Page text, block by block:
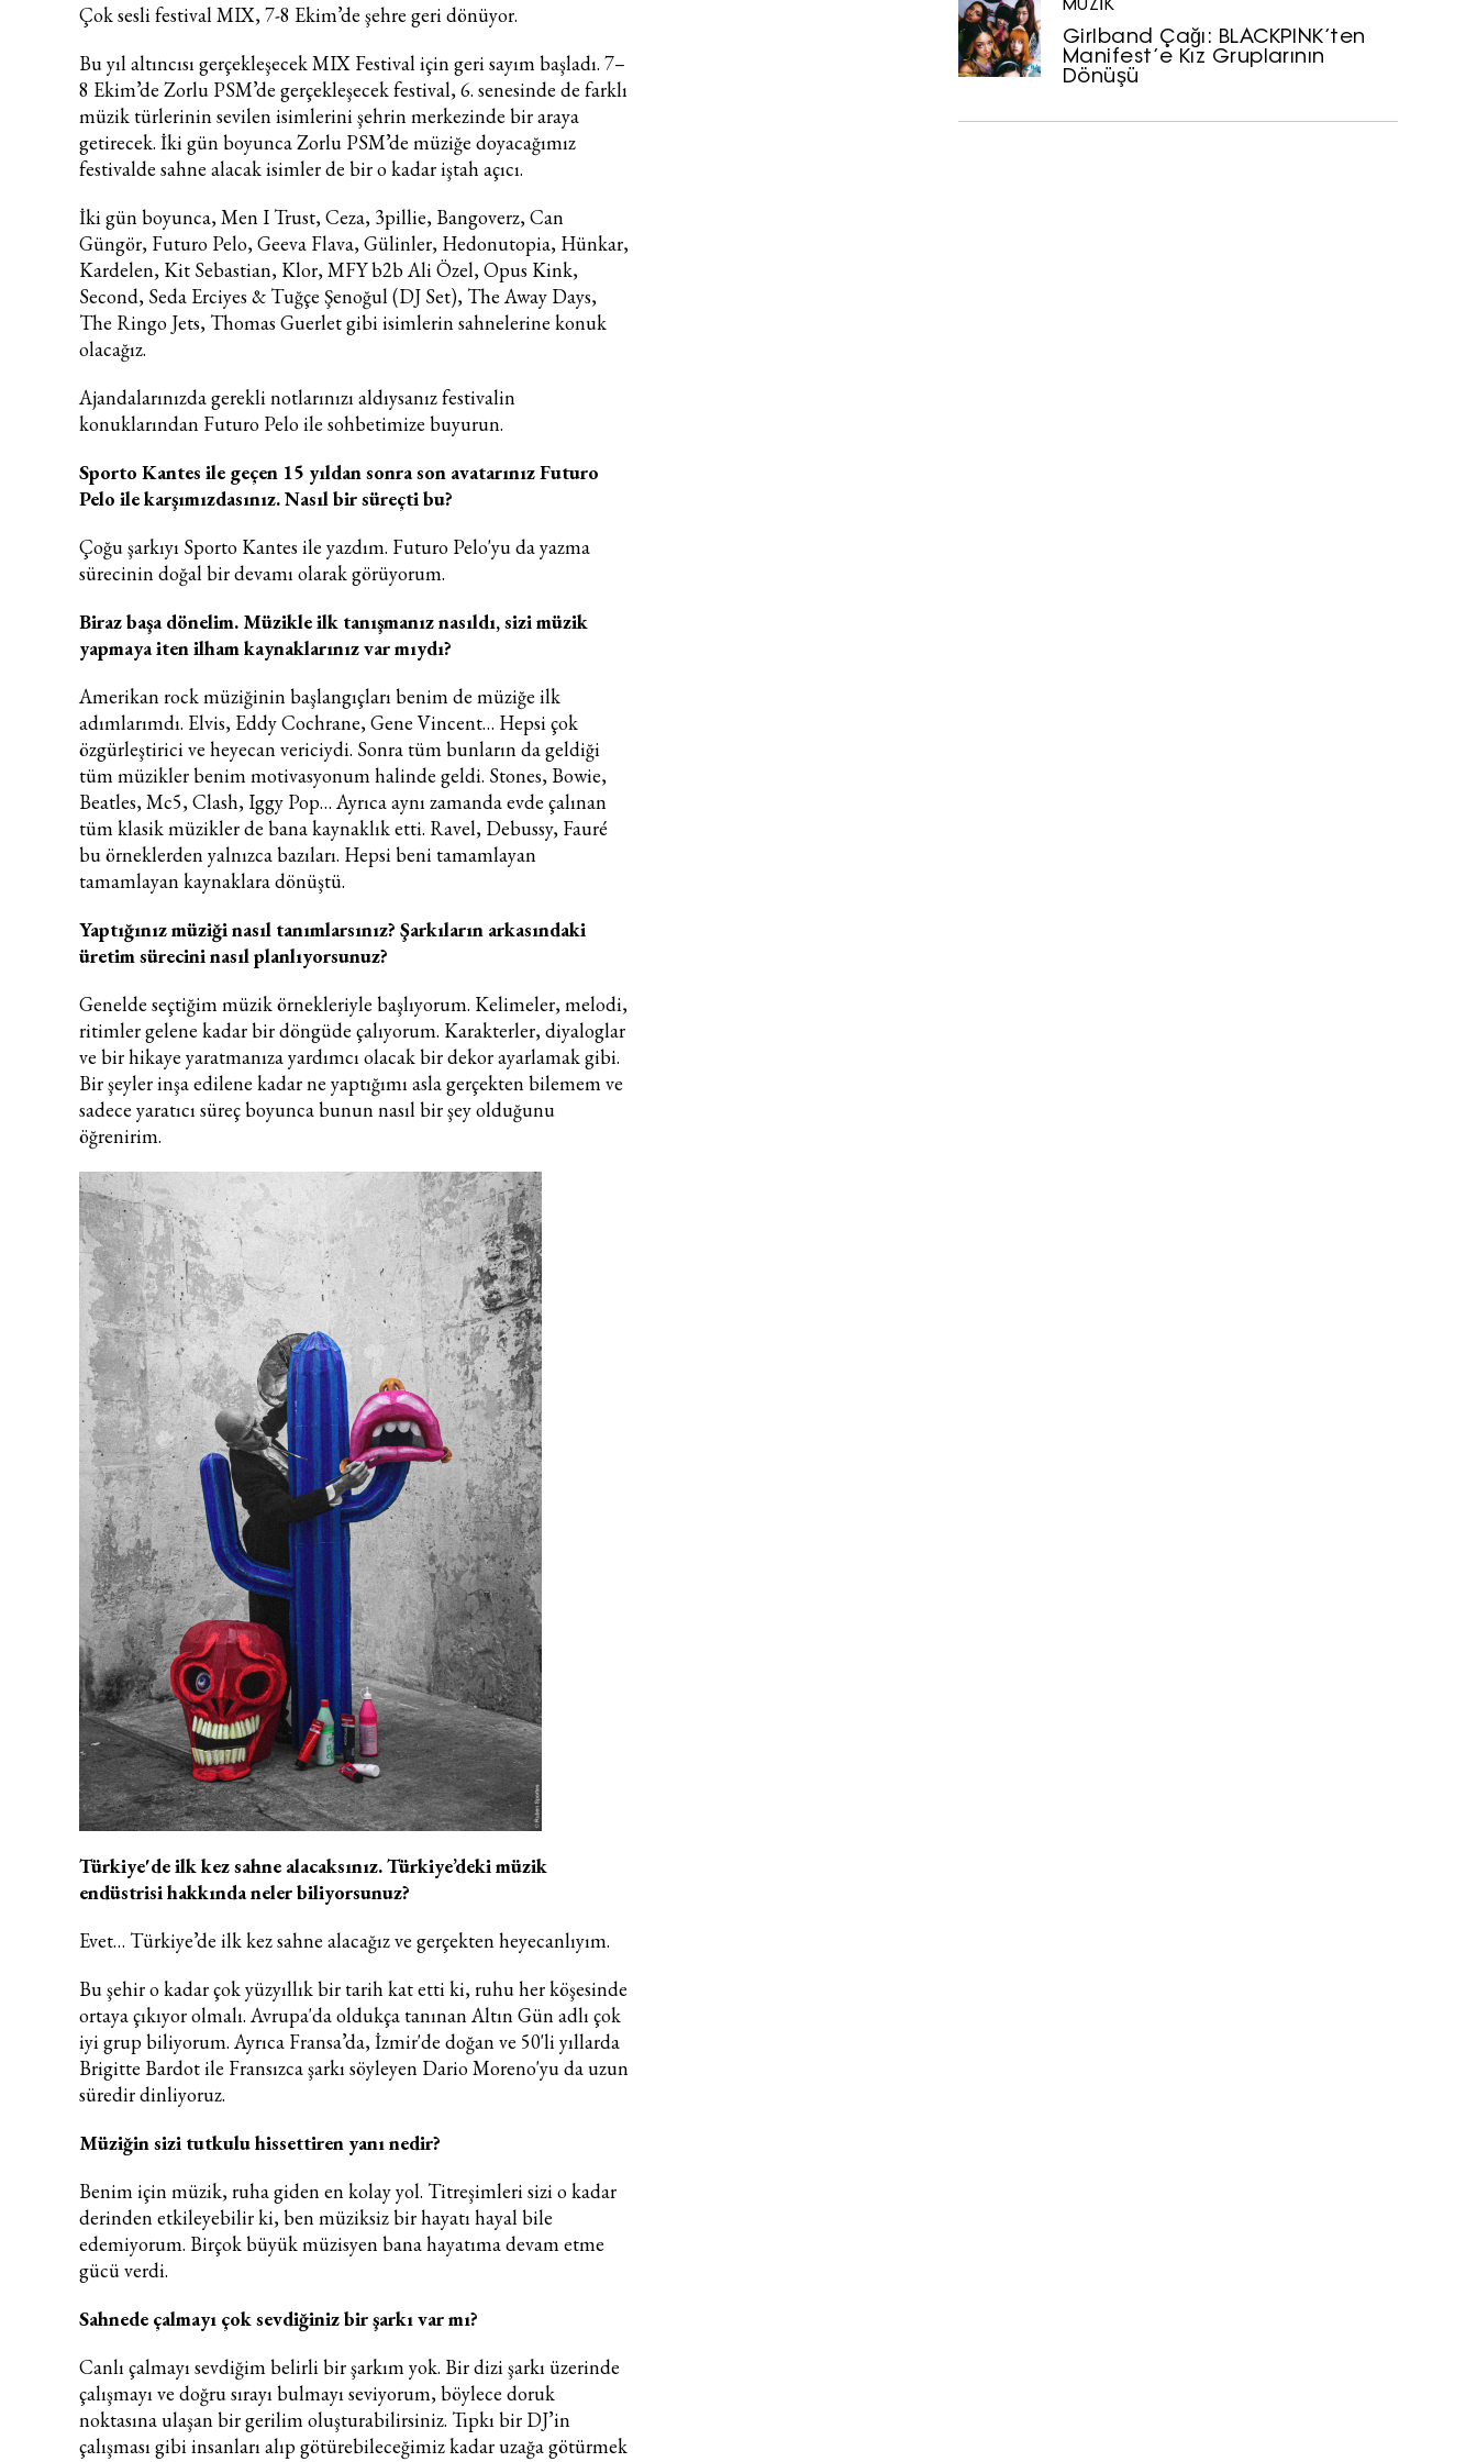
Haftalık E-Bülten
Moda dünyasında neler oluyor? Yeni fikirler, öne çıkan
koleksiyonlar, en vogue trendler, ünlülerden güzelllik sırları
ve en popüler partilerden haberdar olmak için haftalık e-
bültenimize kaydolun.
Turkuvaz Haberleşme ve Yayıncılık A.Ş. tarafından
https://vogue.com.tr/
ürün ve hizmetlere ilişkin reklam, tanıtım, pazarlama ve
elektronik ileti gönderiminin e-posta yoluyla tarafıma
yapılmasına onay ve bu kapsamda/ amaçla ad/ soyad
ve e-posta adresi verilerimin işlenmesine açık rıza
veriyorum.
Çok sesli festival MIX, 7-8 Ekim’de şehre geri dönüyor.
Bu yıl altıncısı gerçekleşecek MIX Festival için geri sayım başladı. 7–
8 Ekim’de Zorlu PSM’de gerçekleşecek festival, 6. senesinde de farklı
müzik türlerinin sevilen isimlerini şehrin merkezinde bir araya
getirecek. İki gün boyunca Zorlu PSM’de müziğe doyacağımız
festivalde sahne alacak isimler de bir o kadar iştah açıcı.
İki gün boyunca, Men I Trust, Ceza, 3pillie, Bangoverz, Can
Güngör, Futuro Pelo, Geeva Flava, Gülinler, Hedonutopia, Hünkar,
Kardelen, Kit Sebastian, Klor, MFY b2b Ali Özel, Opus Kink,
Second, Seda Erciyes & Tuğçe Şenoğul (DJ Set), The Away Days,
The Ringo Jets, Thomas Guerlet gibi isimlerin sahnelerine konuk
olacağız.
Ajandalarınızda gerekli notlarınızı aldıysanız festivalin
konuklarından Futuro Pelo ile sohbetimize buyurun.
Sporto Kantes ile geçen 15 yıldan sonra son avatarınız Futuro
Pelo ile karşımızdasınız. Nasıl bir süreçti bu?
Çoğu şarkıyı Sporto Kantes ile yazdım. Futuro Pelo'yu da yazma
sürecinin doğal bir devamı olarak görüyorum.
Biraz başa dönelim. Müzikle ilk tanışmanız nasıldı, sizi müzik
yapmaya iten ilham kaynaklarınız var mıydı?
Amerikan rock müziğinin başlangıçları benim de müziğe ilk
adımlarımdı. Elvis, Eddy Cochrane, Gene Vincent… Hepsi çok
özgürleştirici ve heyecan vericiydi. Sonra tüm bunların da geldiği
tüm müzikler benim motivasyonum halinde geldi. Stones, Bowie,
Beatles, Mc5, Clash, Iggy Pop… Ayrıca aynı zamanda evde çalınan
tüm klasik müzikler de bana kaynaklık etti. Ravel, Debussy, Fauré
bu örneklerden yalnızca bazıları. Hepsi beni tamamlayan
tamamlayan kaynaklara dönüştü.
Yaptığınız müziği nasıl tanımlarsınız? Şarkıların arkasındaki
üretim sürecini nasıl planlıyorsunuz?
Genelde seçtiğim müzik örnekleriyle başlıyorum. Kelimeler, melodi,
ritimler gelene kadar bir döngüde çalıyorum. Karakterler, diyaloglar
ve bir hikaye yaratmanıza yardımcı olacak bir dekor ayarlamak gibi.
Bir şeyler inşa edilene kadar ne yaptığımı asla gerçekten bilemem ve
sadece yaratıcı süreç boyunca bunun nasıl bir şey olduğunu
öğrenirim.
Türkiye'de ilk kez sahne alacaksınız. Türkiye’deki müzik
endüstrisi hakkında neler biliyorsunuz?
Evet… Türkiye’de ilk kez sahne alacağız ve gerçekten heyecanlıyım.
Bu şehir o kadar çok yüzyıllık bir tarih kat etti ki, ruhu her köşesinde
ortaya çıkıyor olmalı. Avrupa'da oldukça tanınan Altın Gün adlı çok
iyi grup biliyorum. Ayrıca Fransa’da, İzmir'de doğan ve 50'li yıllarda
Brigitte Bardot ile Fransızca şarkı söyleyen Dario Moreno'yu da uzun
süredir dinliyoruz.
Müziğin sizi tutkulu hissettiren yanı nedir?
Benim için müzik, ruha giden en kolay yol. Titreşimleri sizi o kadar
derinden etkileyebilir ki, ben müziksizbir hayatı hayal bile
edemiyorum. Birçok büyük müzisyen bana hayatıma devam etme
gücü verdi.
Sahnede çalmayı çok sevdiğiniz bir şarkı var mı?
Canlı çalmayı sevdiğim belirli bir şarkım yok. Bir dizi şarkı üzerinde
çalışmayı ve doğru sırayı bulmayı seviyorum, böylece doruk
noktasına ulaşan bir gerilim oluşturabilirsiniz. Tıpkı bir DJ’in
çalışması gibi insanları alıp götürebileceğimiz kadar uzağa götürmek
MÜZİK
Girlband Çağı: BLACKPINK’ten
Manifest’e Kız Gruplarının
Dönüşü